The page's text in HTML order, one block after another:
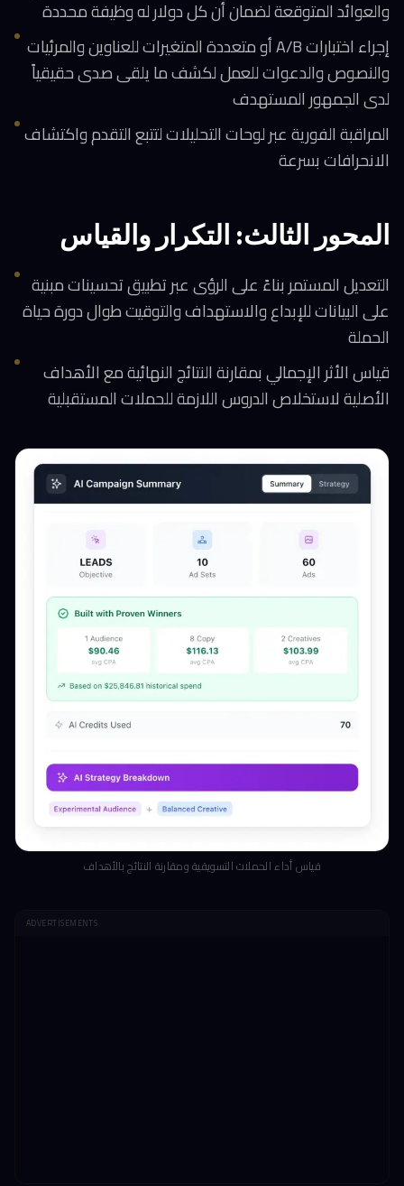
والعوائد المتوقعة لضمان أن كل دولار له وظيفة محددة
إجراء اختبارات A/B أو متعددة المتغيرات للعناوين والمرئيات
والنصوص والدعوات للعمل لكشف ما يلقى صدى حقيقياً
لدى الجمهور المستهدف
المراقبة الفورية عبر لوحات التحليلات لتتبع التقدم واكتشاف
الانحرافات بسرعة
المحور الثالث: التكرار والقياس
التعديل المستمر بناءً على الرؤى عبر تطبيق تحسينات مبنية
على البيانات للإبداع والاستهداف والتوقيت طوال دورة حياة
الحملة
قياس الأثر الإجمالي بمقارنة النتائج النهائية مع الأهداف
الأصلية لاستخلاص الدروس اللازمة للحملات المستقبلية
قياس أداء الحملات التسويقية ومقارنة النتائج بالأهداف
ADVERTISEMENTS